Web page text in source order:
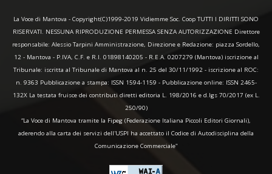
La Voce di Mantova - Copyright(C)1999-2019 Vidiemme Soc. Coop TUTTI I DIRITTI SONO
RISERVATI. NESSUNA RIPRODUZIONE PERMESSA SENZA AUTORIZZAZIONE Direttore
responsabile: Alessio Tarpini Amministrazione, Direzione e Redazione: piazza Sordello,
12 - Mantova - P.IVA, C.F. e R.I. 01898140205 - R.E.A. 0207279 (Mantova) iscrizione al
Tribunale: iscritta al Tribunale di Mantova al n. 25 del 30/11/1992 - iscrizione al ROC:
n. 9363 Pubblicazione a stampa: ISSN 1594-1159 - Pubblicazione online: ISSN 2465-
132X La testata fruisce dei contributi diretti editoria L. 198/2016 e d.lgs 70/2017 (ex L.
250/90)
“La Voce di Mantova tramite la Fipeg (Federazione Italiana Piccoli Editori Giornali),
aderendo alla carta dei servizi dell'USPI ha accettato il Codice di Autodisciplina della
Comunicazione Commerciale"